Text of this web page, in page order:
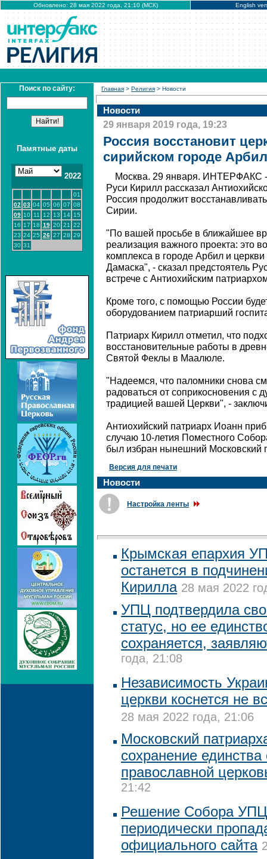
Обновлено: 28 мая 2022 года, 21:10 (МСК) English
Поиск по сайту:
Памятные даты
2022
01
02 03 04 05 06 07 08
09 10 11 12 13 14 15
16 17 18 19 20 21
22
23 24 25 26 27 28 29
30 31
Главная > Религия > Новости
Новости
29 января 2019 года, 19:23
Россия восстановит
сирийском городе Арбил
Москва. 29 января. ИНТЕРФАКС -
Руси Кирилл рассказал
Россия продолжит
Сирии.
"По вашей просьбе в ближайшее
реализация важного проекта: это
комплекса в городе Арбил и
Дамаска", - сказал предстоятель
встрече с Антиохийским
Кроме того, с помощью России
оборудованием патриарший
Патриарх Кирилл отметил, что
восстановительные работы в
Святой Феклы в Маалюле.
"Надеемся, что паломники снова
радоваться от соприкосновения с
традицией вашей Церкви", -
Антиохийский патриарх Иоанн
случаю 10-летия Поместного
был избран нынешний Московский
Версия для печати
Новости
Настройка ленты
Крымская епархия
останется в
Кирилла 28 мая 2022
УПЦ подтвердила
статус, но ее
сохраняется,
года, 21:08
Независимость
церкви коснется не
28 мая 2022 года, 21:06
Московский
сохранение единства
православной
21:42
Решение Собора УПЦ
периодически
официального сайта